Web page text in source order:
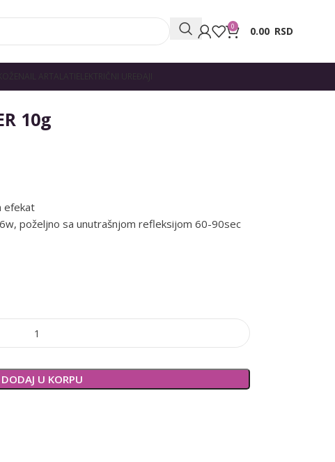
0 0.00 RSD
NAIL ART ALATI ELEKTRIČNI UREĐAJI
10g
efekat
poželjno sa unutrašnjom refleksijom 60-90sec
DODAJ U KORPU